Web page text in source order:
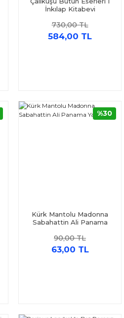
İnkılap Kitabevi
730,00 TL
584,00 TL
Kürk Mantolu Madonna
Sabahattin Ali Panama
90,00 TL
63,00 TL
%30